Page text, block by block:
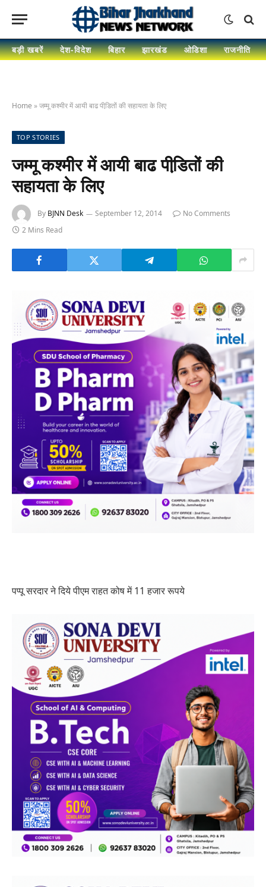
बड़ी खबरें देश-विदेश बिहार झारखंड ओडिशा राजनीति
Home »जम्मू कश्मीर में आयी बाढ पीडि़तों की सहायता के लिए
TOP STORIES
जम्मू कश्मीर में आयी बाढ पीडि़तों की
सहायता के लिए
By BJNN Desk September 12, 2014
No Comments
2 Mins Read
पप्पू सरदार ने दिये पीएम राहत कोष में 11 हजार रूपये